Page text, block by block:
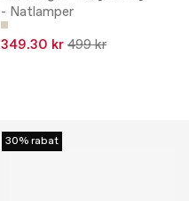
- Natlamper
349.30 kr 499 kr
30% rabat